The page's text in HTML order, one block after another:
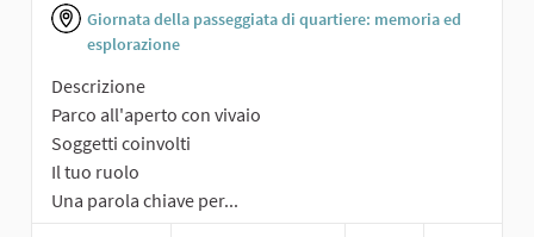
Giornata della passeggiata di quartiere: memoria ed
esplorazione
Descrizione
Parco all'aperto con vivaio
Soggetti coinvolti
Il tuo ruolo
Una parola chiave per...